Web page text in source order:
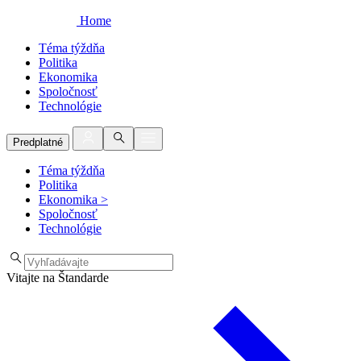
Home
Téma týždňa
Politika
Ekonomika
Spoločnosť
Technológie
Predplatné
Téma týždňa
Politika
Ekonomika >
Spoločnosť
Technológie
Vitajte na Štandarde